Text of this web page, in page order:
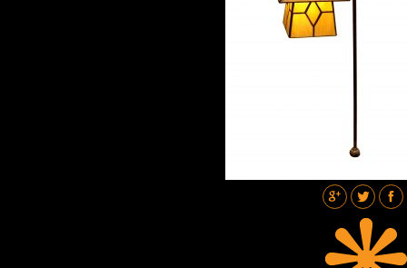
גלריות